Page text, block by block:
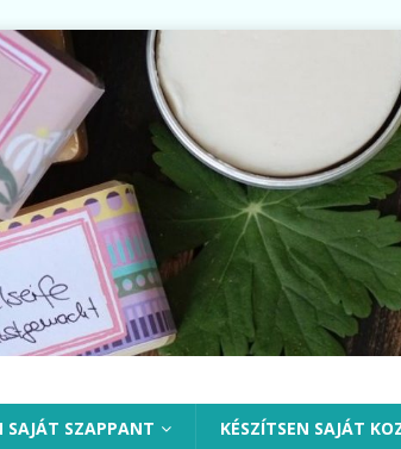
SAJÁT SZAPPANT KÉSZÍTSEN SAJÁT